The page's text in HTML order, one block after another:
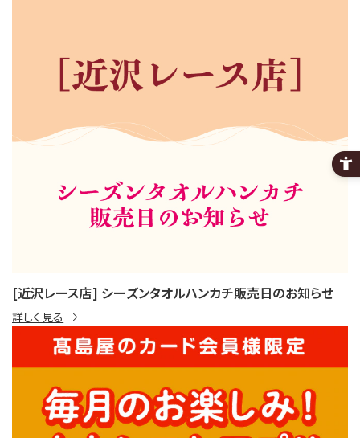
[近沢レース店] シーズンタオルハンカチ販売日のお知らせ
詳しく見る